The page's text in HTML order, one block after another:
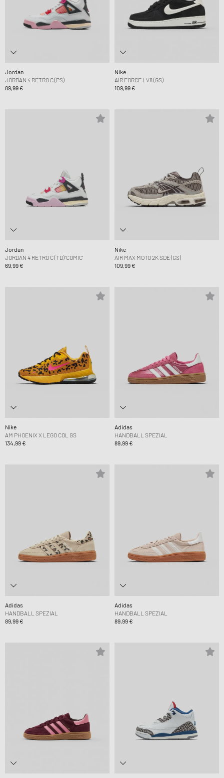
Jordan
JORDAN 4 RETRO C (PS)
89,99 €
Nike
AIR FORCE LV8 (GS)
109,99 €
Jordan
JORDAN 4 RETRO C (TD) 'COMIC'
69,99 €
Nike
AIR MAX MOTO 2K SDE (GS)
109,99 €
Nike
AM PHOENIX X LEGO COL GS
134,99 €
Adidas
HANDBALL SPEZIAL
89,99 €
Adidas
HANDBALL SPEZIAL
89,99 €
Adidas
HANDBALL SPEZIAL
89,99 €